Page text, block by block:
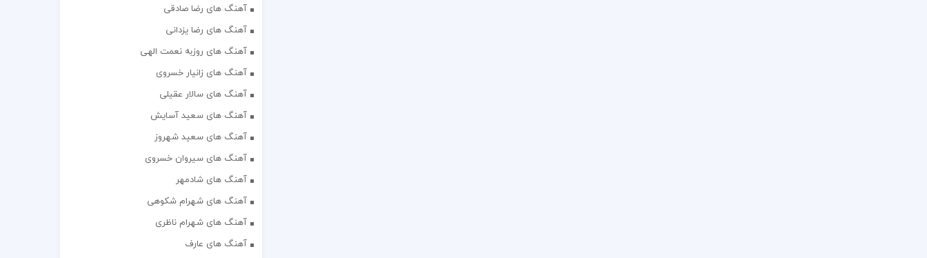
آهنگ های رضا صادقی
آهنگ های رضا یزدانی
آهنگ های روزبه نعمت الهی
آهنگ های زانیار خسروی
آهنگ های سالار عقیلی
آهنگ های سعید آسایش
آهنگ های سعید شهروز
آهنگ های سیروان خسروی
آهنگ های شادمهر
آهنگ های شهرام شکوهی
آهنگ های شهرام ناظری
آهنگ های عارف